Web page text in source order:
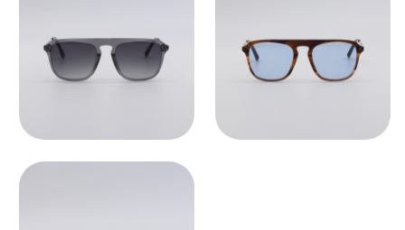
для постоянного ношения.
Мы устанавливаем линзы любой